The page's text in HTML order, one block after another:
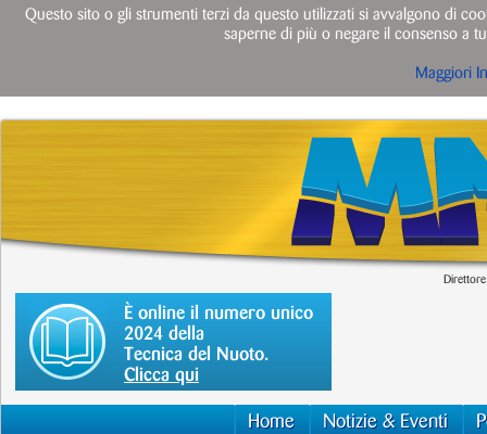
È online il numero unico
2024 della
Tecnica del Nuoto.
Clicca qui
Home Notizie & Eventi
Questo sito o gli strumenti terzi da questo utilizzati si avvalgono di
saperne di più o negare il consenso a
Maggiori